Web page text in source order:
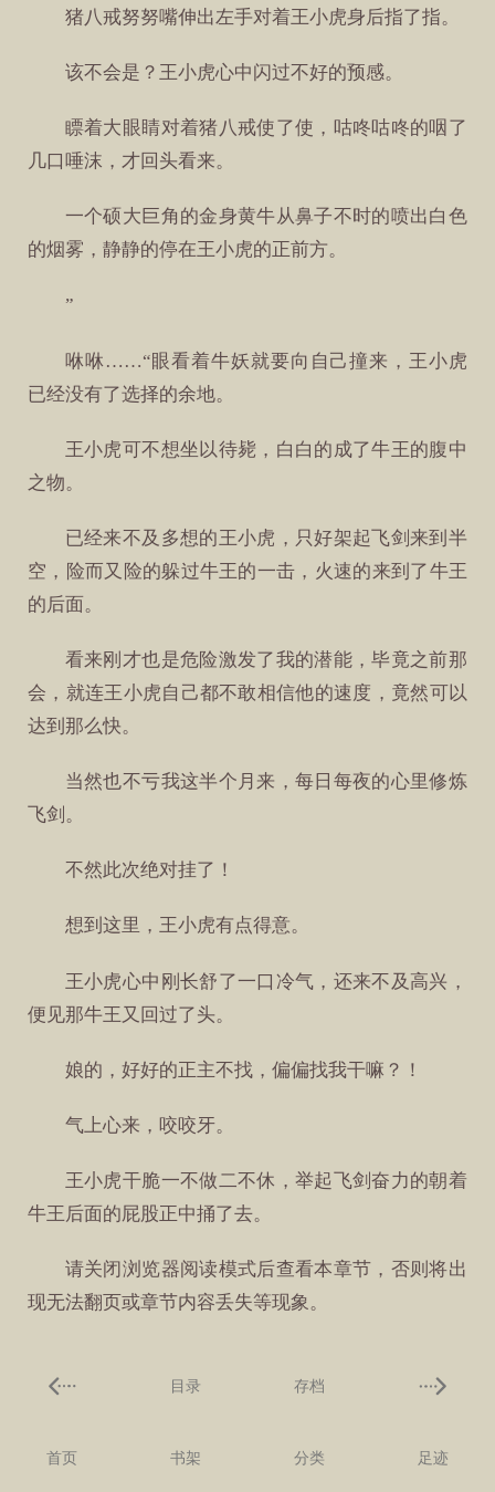
猪八戒努努嘴伸出左手对着王小虎身后指了指。
该不会是？王小虎心中闪过不好的预感。
瞟着大眼睛对着猪八戒使了使，咕咚咕咚的咽了
几口唾沫，才回头看来。
一个硕大巨角的金身黄牛从鼻子不时的喷出白色
的烟雾，静静的停在王小虎的正前方。
”
咻咻……“眼看着牛妖就要向自己撞来，王小虎
已经没有了选择的余地。
王小虎可不想坐以待毙，白白的成了牛王的腹中
之物。
已经来不及多想的王小虎，只好架起飞剑来到半
空，险而又险的躲过牛王的一击，火速的来到了牛王
的后面。
看来刚才也是危险激发了我的潜能，毕竟之前那
会，就连王小虎自己都不敢相信他的速度，竟然可以
达到那么快。
当然也不亏我这半个月来，每日每夜的心里修炼
飞剑。
不然此次绝对挂了！
想到这里，王小虎有点得意。
王小虎心中刚长舒了一口冷气，还来不及高兴，
便见那牛王又回过了头。
娘的，好好的正主不找，偏偏找我干嘛？！
气上心来，咬咬牙。
王小虎干脆一不做二不休，举起飞剑奋力的朝着
牛王后面的屁股正中捅了去。
请关闭浏览器阅读模式后查看本章节，否则将出
现无法翻页或章节内容丢失等现象。
目录 存档
首页 书架 分类 足迹